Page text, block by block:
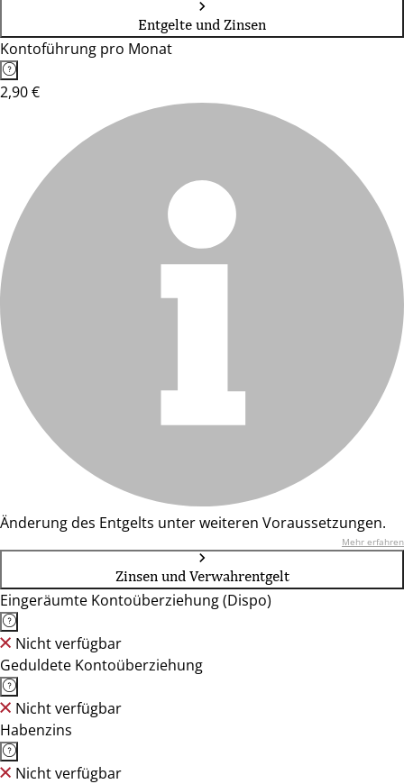
Entgelte und Zinsen
Kontoführung pro Monat
2,90 €
Änderung des Entgelts unter weiteren Voraussetzungen.
Mehr erfahren
Zinsen und Verwahrentgelt
Eingeräumte Kontoüberziehung (Dispo)
Nicht verfügbar
Geduldete Kontoüberziehung
Nicht verfügbar
Habenzins
Nicht verfügbar